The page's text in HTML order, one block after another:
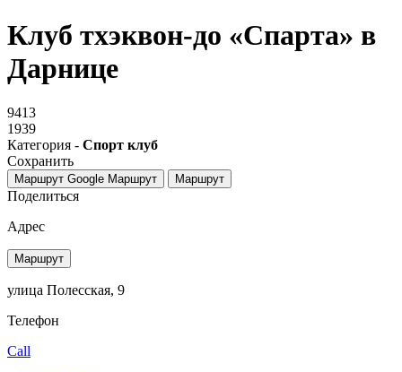
Клуб тхэквон-до «Спарта» в
Дарнице
9413
1939
Категория - Спорт клуб
Сохранить
Маршрут Google Маршрут Маршрут
Поделиться
Адрес
Маршрут
улица Полесская, 9
Телефон
Call